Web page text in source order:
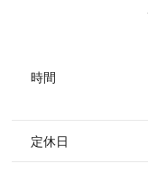
時間
定休日